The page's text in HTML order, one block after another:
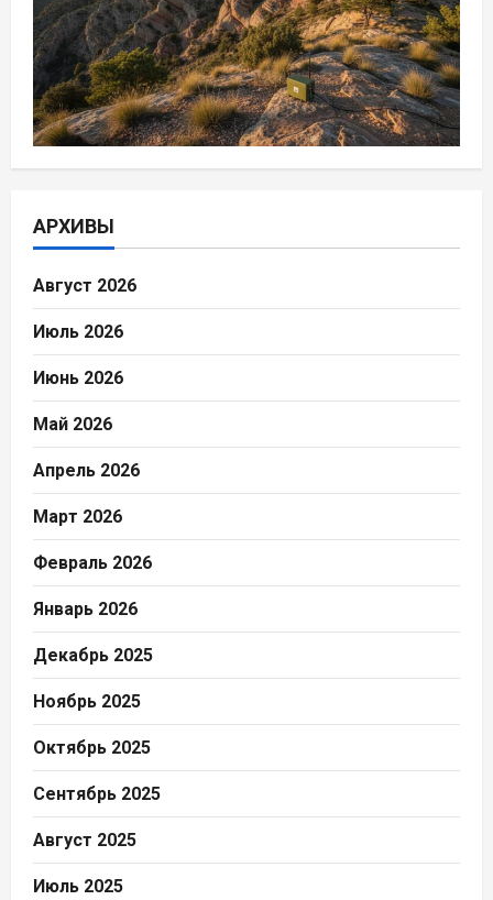
АРХИВЫ
Август 2026
Июль 2026
Июнь 2026
Май 2026
Апрель 2026
Март 2026
Февраль 2026
Январь 2026
Декабрь 2025
Ноябрь 2025
Октябрь 2025
Сентябрь 2025
Август 2025
Июль 2025